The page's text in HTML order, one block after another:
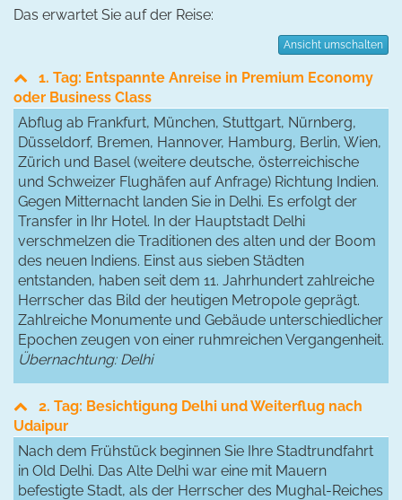
Das erwartet Sie auf der Reise:
Ansicht umschalten
1. Tag: Entspannte Anreise in Premium Economy
oder Business Class
Abflug ab Frankfurt, München, Stuttgart, Nürnberg,
Düsseldorf, Bremen, Hannover, Hamburg, Berlin, Wien,
Zürich und Basel (weitere deutsche, österreichische
und Schweizer Flughäfen auf Anfrage) Richtung Indien.
Gegen Mitternacht landen Sie in Delhi. Es erfolgt der
Transfer in Ihr Hotel. In der Hauptstadt Delhi
verschmelzen die Traditionen des alten und der Boom
des neuen Indiens. Einst aus sieben Städten
entstanden, haben seit dem 11. Jahrhundert zahlreiche
Herrscher das Bild der heutigen Metropole geprägt.
Zahlreiche Monumente und Gebäude unterschiedlicher
Epochen zeugen von einer ruhmreichen Vergangenheit.
Übernachtung: Delhi
2. Tag: Besichtigung Delhi und Weiterflug nach
Udaipur
Nach dem Frühstück beginnen Sie Ihre Stadtrundfahrt
in Old Delhi. Das Alte Delhi war eine mit Mauern
befestigte Stadt, als der Herrscher des Mughal-Reiches